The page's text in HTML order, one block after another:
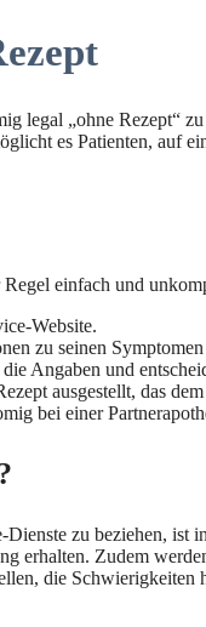
legal „ohne Rezept“
es Patienten, auf
einfach und
Website.
zu seinen
Angaben und
ausgestellt, das
bei einer
zu beziehen,
erhalten. Zudem
die